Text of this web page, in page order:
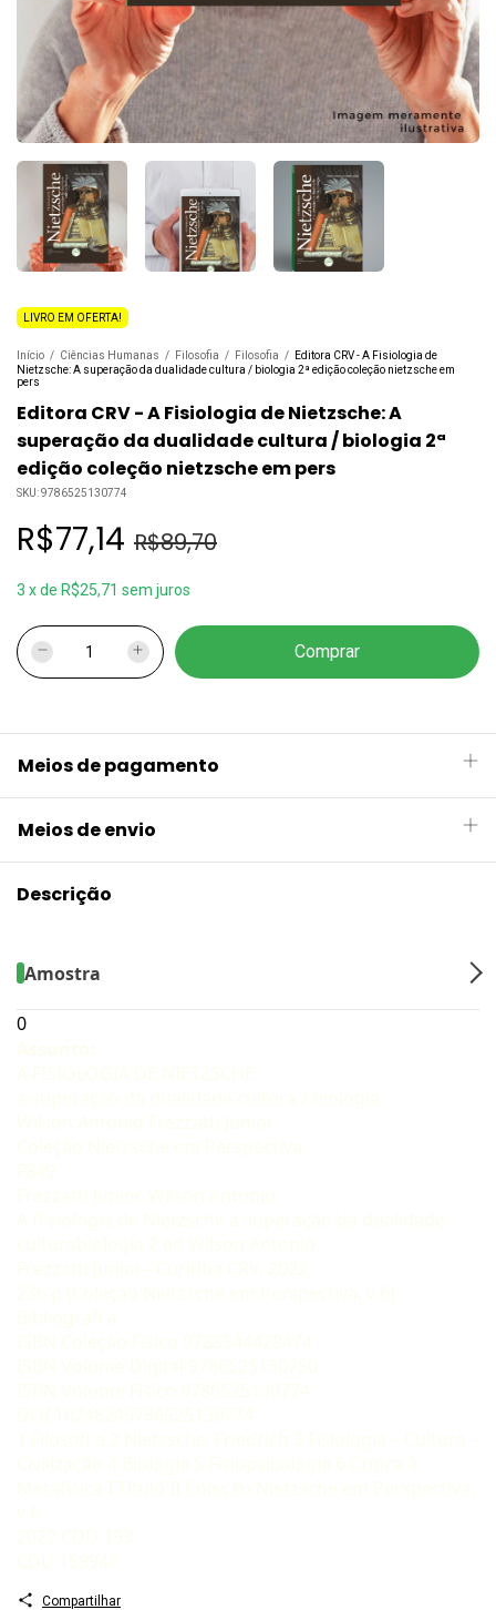
LIVRO EM OFERTA!
Início / Ciências Humanas / Filosofia / Filosofia /
Editora CRV - A Fisiologia de
Nietzsche: A superação da dualidade cultura / biologia 2ª edição coleção nietzsche em
pers
Editora CRV - A Fisiologia de Nietzsche: A
superação da dualidade cultura / biologia 2ª
edição coleção nietzsche em pers
SKU:9786525130774
R$77,14 R$89,70
3 xde R$25,71 sem juros
Meios de pagamento
Meios de envio
Descrição
Amostra
0
Compartilhar